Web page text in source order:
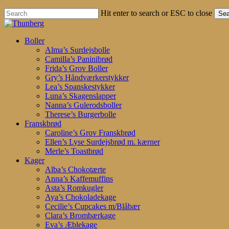
Hit enter to search or ESC to close
Close
search
account
Menu
Boller
Alma’s Surdejsbolle
Camilla’s Paninibrød
Frida’s Grov Boller
Gry’s Håndværkerstykker
Lea’s Spanskestykker
Luna’s Skagenslapper
Nanna’s Gulerodsboller
Therese’s Burgerbolle
Franskbrød
Caroline’s Grov Franskbrød
Ellen’s Lyse Surdejsbrød m. kærner
Merle’s Toastbrød
Kager
Alba’s Chokotærte
Anna’s Kaffemuffins
Asta’s Romkugler
Aya’s Chokoladekage
Cecilie’s Cupcakes m/Blåbær
Clara’s Brombærkage
Eva’s Æblekage